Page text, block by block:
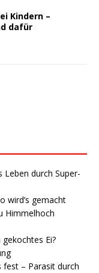
Kindern –
dafür
Leben durch Super-
wird’s gemacht
Himmelhoch
Ei?
– Parasit durch